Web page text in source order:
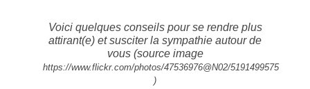
Voici quelques conseils pour se rendre plus
attirant(e) et susciter la sympathie autour de
vous(source image
https://www.flickr.com/photos/47536976@N02/5191499575
)